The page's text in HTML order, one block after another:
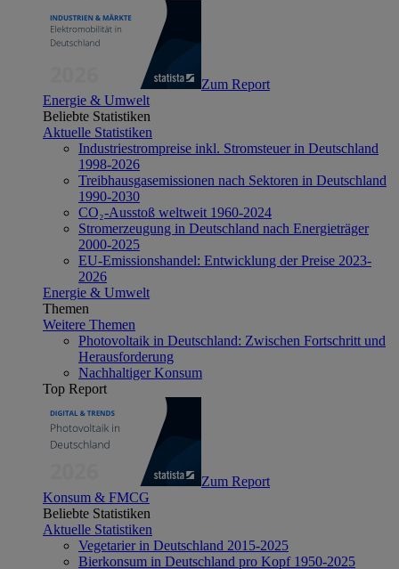
Zum Report
Energie & Umwelt
Beliebte Statistiken
Aktuelle Statistiken
Industriestrompreise inkl. Stromsteuer in Deutschland
1998-2026
Treibhausgasemissionen nach Sektoren in Deutschland
1990-2030
CO₂-Ausstoß weltweit 1960-2024
Stromerzeugung in Deutschland nach Energieträger
2000-2025
EU-Emissionshandel: Entwicklung der Preise 2023-
2026
Energie & Umwelt
Themen
Weitere Themen
Photovoltaik in Deutschland: Zwischen Fortschritt und
Herausforderung
Nachhaltiger Konsum
Top Report
Zum Report
Konsum & FMCG
Beliebte Statistiken
Aktuelle Statistiken
Vegetarier in Deutschland 2015-2025
Bierkonsum in Deutschland pro Kopf 1950-2025